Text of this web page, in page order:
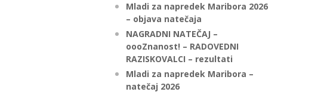
Mladi za napredek Maribora 2026
– objava natečaja
NAGRADNI NATEČAJ –
oooZnanost! – RADOVEDNI
RAZISKOVALCI – rezultati
Mladi za napredek Maribora –
natečaj 2026